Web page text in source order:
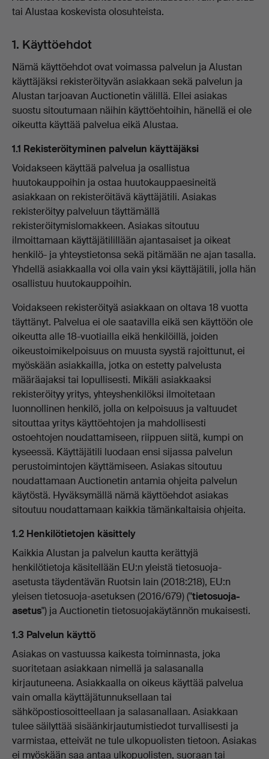
tai Alustaa koskevista olosuhteista.
1. Käyttöehdot
Nämä käyttöehdot ovat voimassa palvelun ja Alustan
käyttäjäksi rekisteröityvän asiakkaan sekä palvelun ja
Alustan tarjoavan Auctionetin välillä. Ellei asiakas
suostu sitoutumaan näihin käyttöehtoihin, hänellä ei ole
oikeutta käyttää palvelua eikä Alustaa.
1.1 Rekisteröityminen palvelun käyttäjäksi
Voidakseen käyttää palvelua ja osallistua
huutokauppoihin ja ostaa huutokauppaesineitä
asiakkaan on rekisteröitävä käyttäjätili. Asiakas
rekisteröityy palveluun täyttämällä
rekisteröitymislomakkeen. Asiakas sitoutuu
ilmoittamaan käyttäjätilillään ajantasaiset ja oikeat
henkilö- ja yhteystietonsa sekä pitämään ne ajan tasalla.
Yhdellä asiakkaalla voi olla vain yksi käyttäjätili, jolla hän
osallistuu huutokauppoihin.
Voidakseen rekisteröityä asiakkaan on oltava 18 vuotta
täyttänyt. Palvelua ei ole saatavilla eikä sen käyttöön ole
oikeutta alle 18-vuotiailla eikä henkilöillä, joiden
oikeustoimikelpoisuus on muusta syystä rajoittunut, ei
myöskään asiakkailla, jotka on estetty palvelusta
määräajaksi tai lopullisesti. Mikäli asiakkaaksi
rekisteröityy yritys, yhteyshenkilöksi ilmoitetaan
luonnollinen henkilö, jolla on kelpoisuus ja valtuudet
sitouttaa yritys käyttöehtojen ja mahdollisesti
ostoehtojen noudattamiseen, riippuen siitä, kumpi on
kyseessä. Käyttäjätili luodaan ensi sijassa palvelun
perustoimintojen käyttämiseen. Asiakas sitoutuu
noudattamaan Auctionetin antamia ohjeita palvelun
käytöstä. Hyväksymällä nämä käyttöehdot asiakas
sitoutuu noudattamaan kaikkia tämänkaltaisia ohjeita.
1.2 Henkilötietojen käsittely
Kaikkia Alustan ja palvelun kautta kerättyjä
henkilötietoja käsitellään EU:n yleistä tietosuoja-
asetusta täydentävän Ruotsin lain (2018:218), EU:n
yleisen tietosuoja-asetuksen (2016/679) ("tietosuoja-
asetus") ja Auctionetin tietosuojakäytännön mukaisesti.
1.3 Palvelun käyttö
Asiakas on vastuussa kaikesta toiminnasta, joka
suoritetaan asiakkaan nimellä ja salasanalla
kirjautuneena. Asiakkaalla on oikeus käyttää palvelua
vain omalla käyttäjätunnuksellaan tai
sähköpostiosoitteellaan ja salasanallaan. Asiakkaan
tulee säilyttää sisäänkirjautumistiedot turvallisesti ja
varmistaa, etteivät ne tule ulkopuolisten tietoon. Asiakas
ei myöskään saa antaa ulkopuolisten, suoraan tai